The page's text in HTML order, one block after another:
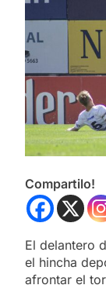
Compartilo!
El delantero
el hincha
afrontar el